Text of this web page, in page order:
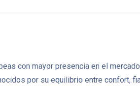
con mayor presencia en el
por su equilibrio entre confort,